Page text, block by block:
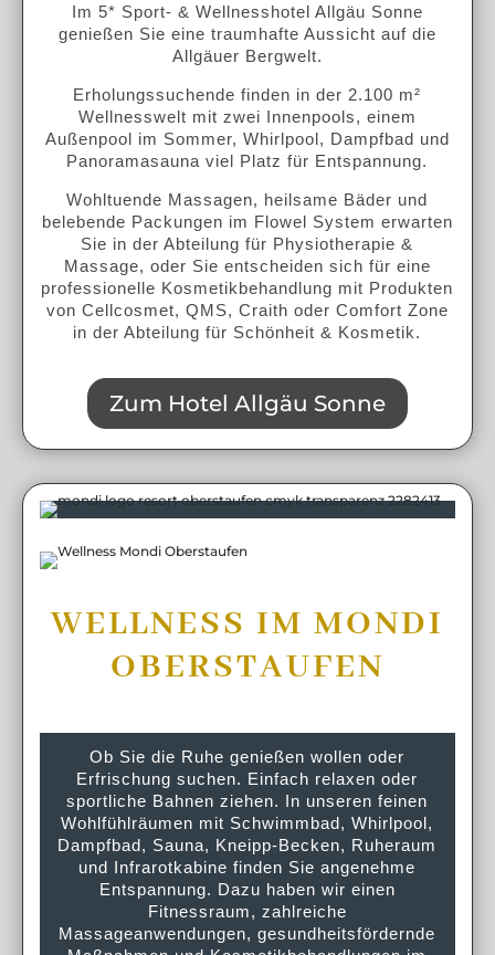
Im 5* Sport- & Wellnesshotel Allgäu Sonne
genießen Sie eine traumhafte Aussicht auf die
Allgäuer Bergwelt.
Erholungssuchende finden in der 2.100 m²
Wellnesswelt mit zwei Innenpools, einem
Außenpool im Sommer, Whirlpool, Dampfbad und
Panoramasauna viel Platz für Entspannung.
Wohltuende Massagen, heilsame Bäder und
belebende Packungen im Flowel System erwarten
Sie in der Abteilung für Physiotherapie &
Massage, oder Sie entscheiden sich für eine
professionelle Kosmetikbehandlung mit Produkten
von Cellcosmet, QMS, Craith oder Comfort Zone
in der Abteilung für Schönheit & Kosmetik.
Zum Hotel Allgäu Sonne
WELLNESS IM MONDI
OBERSTAUFEN
Ob Sie die Ruhe genießen wollen oder
Erfrischung suchen. Einfach relaxen oder
sportliche Bahnen ziehen. In unseren feinen
Wohlfühlräumen mit Schwimmbad, Whirlpool,
Dampfbad, Sauna, Kneipp-Becken, Ruheraum
und Infrarotkabine finden Sie angenehme
Entspannung. Dazu haben wir einen
Fitnessraum, zahlreiche
Massageanwendungen, gesundheitsfördernde